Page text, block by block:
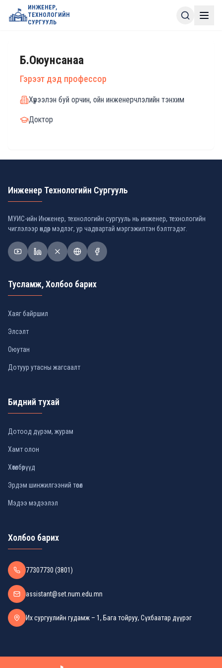
ИНЖЕНЕР,
ТЕХНОЛОГИЙН
СУРГУУЛЬ
Б.Оюунсанаа
Гэрээт дэд профессор
Хүрээлэн буй орчин, ойн инженерчлэлийн тэнхим
Доктор
Инженер Технологийн Сургууль
МУИС-ийн Инженер, технологийн сургууль нь инженер, технологийн
чиглэлээр өндөр мэдлэг, ур чадвартай мэргэжилтэн бэлтгэдэг.
Тусламж, Холбоо барих
Хаяг байршил
Элсэлт
Оюутан
Дотуур утасны жагсаалт
Бидний тухай
Дотоод дүрэм, журам
Хамт олон
Хөтөлбөрүүд
Эрдэм шинжилгээний төсөл
Мэдээ мэдээлэл
Холбоо барих
77307730 (3801)
assistant@set.num.edu.mn
Их сургуулийн гудамж – 1, Бага тойруу, Сүхбаатар дүүрэг